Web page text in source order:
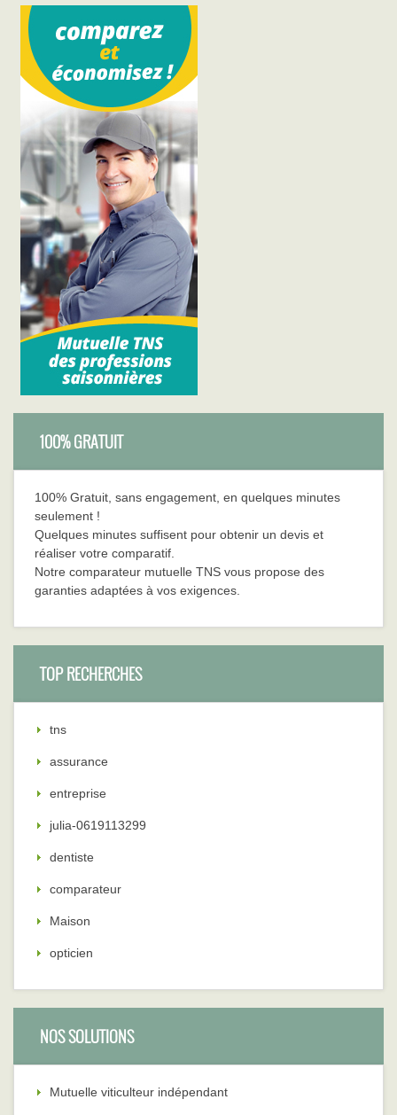
100% GRATUIT
100% Gratuit, sans engagement, en quelques minutes
seulement !
Quelques minutes suffisent pour obtenir un devis et
réaliser votre comparatif.
Notre comparateur mutuelle TNS vous propose des
garanties adaptées à vos exigences.
TOP RECHERCHES
tns
assurance
entreprise
julia-0619113299
dentiste
comparateur
Maison
opticien
NOS SOLUTIONS
Mutuelle viticulteur indépendant